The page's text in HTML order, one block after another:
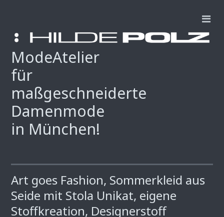
ModeAtelier
für
maßgeschneiderte
Damenmode
in München!
Art goes Fashion, Sommerkleid aus
Seide mit Stola Unikat, eigene
Stoffkreation, Designerstoff